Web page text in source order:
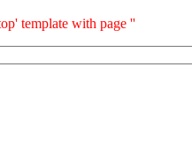
template with page ''